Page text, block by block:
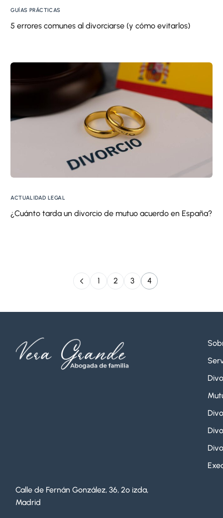
GUÍAS PRÁCTICAS
5 errores comunes al divorciarse (y cómo evitarlos)
ACTUALIDAD LEGAL
¿Cuánto tarda un divorcio de mutuo acuerdo en España?
1 2 3 4
Calle de Fernán González, 36, 2º izda,
Madrid